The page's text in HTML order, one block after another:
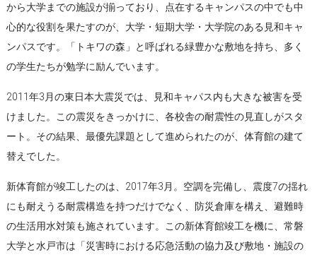
から大学までの施設が揃っており、点在するキャンパスの中でも中
心的な役割を果たすのが、大学・短期大学・大学院のある見和キャ
ンパスです。「トキワの森」と呼ばれる緑豊かな敷地を持ち、多く
の学生たちが勉学に励んでいます。
2011年3月の東日本大震災では、見和キャパス内も大きな被害を受
けました。この震災をきっかけに、各校舎の耐震性の見直しがスタ
ート。その結果、最優先課題として進められたのが、体育館の建て
替えでした。
新体育館が竣工したのは、2017年3月。空調を完備し、震度7の揺れ
にも耐えうる耐震構造を持つだけでなく、防災倉庫を構え、避難時
の生活用水対策も施されています。この新体育館竣工を機に、常磐
大学と水戸市は「災害時における応急活動の協力及び敷地・施設の